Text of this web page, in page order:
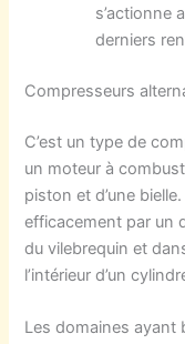
s’actionne
derniers
Compresseurs
C’est un type de
un moteur à
piston et d’une
efficacement par un
du vilebrequin et
l’intérieur d’un
Les domaines ayant